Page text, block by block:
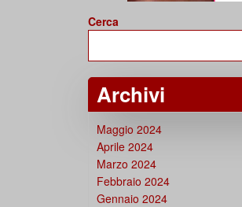
Cerca
Archivi
Maggio 2024
Aprile 2024
Marzo 2024
Febbraio 2024
Gennaio 2024